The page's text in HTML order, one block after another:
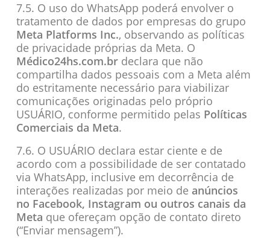
7.5. O uso do WhatsApp poderá envolver o
tratamento de dados por empresas do grupo
Meta Platforms Inc., observando as políticas
de privacidade próprias da Meta. O
Médico24hs.com.brdeclara que não
compartilha dados pessoais com a Meta além
do estritamente necessário para viabilizar
comunicações originadas pelo próprio
USUÁRIO, conforme permitido pelas Políticas
Comerciais da Meta.
7.6. O USUÁRIO declara estar ciente e de
acordo com a possibilidade de ser contatado
via WhatsApp, inclusive em decorrência de
interações realizadas por meio de anúncios
no Facebook, Instagram ou outros canais da
Meta que ofereçam opção de contato direto
(“Enviar mensagem”).